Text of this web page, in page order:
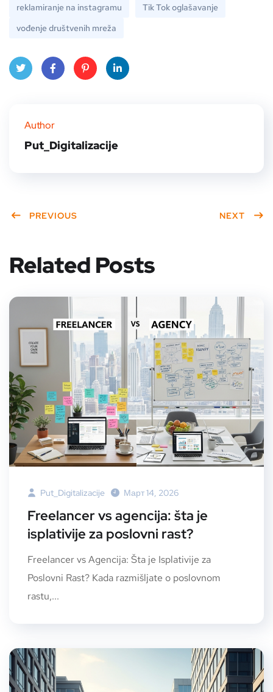
reklamiranje na instagramu
Tik Tok oglašavanje
vođenje društvenih mreža
Author
Put_Digitalizacije
PREVIOUS NEXT
Related Posts
Put_Digitalizacije Март 14, 2026
Freelancer vs agencija: šta je
isplativije za poslovni rast?
Freelancer vs Agencija: Šta je Isplativije za
Poslovni Rast? Kada razmišljate o poslovnom
rastu,...